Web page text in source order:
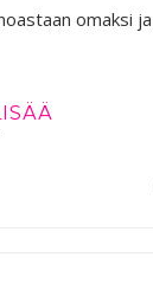
omaksi